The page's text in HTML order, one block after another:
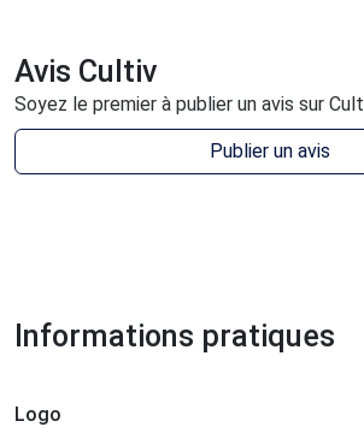
Avis Cultiv
Soyez le premier à publier un avis sur
Publier un avis
Informations pratiques
Logo